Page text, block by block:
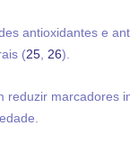
antioxidantes e
(25,26).
marcadores